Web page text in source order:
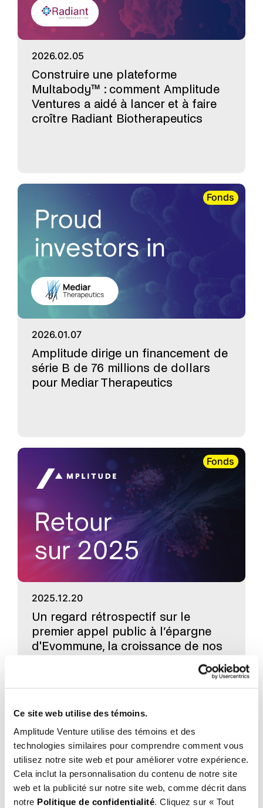
Ce site web utilise des témoins.
Amplitude Venture utilise des témoins et des
technologies similaires pour comprendre comment vous
utilisez notre site web et pour améliorer votre expérience.
Cela inclut la personnalisation du contenu de notre site
web et la publicité sur notre site web, comme décrit dans
notre Politique de confidentialité. Cliquez sur « Tout
2026.02.05
Construire une plateforme
Multabody™ : comment Amplitude
Ventures a aidé à lancer et à faire
croître Radiant Biotherapeutics
Fonds
2026.01.07
Amplitude dirige un financement de
série B de 76 millions de dollars
pour Mediar Therapeutics
Fonds
2025.12.20
Un regard rétrospectif sur le
premier appel public à l’épargne
d'Evommune, la croissance de nos
sociétés en portefeuille et l'ajout de
Entreprises